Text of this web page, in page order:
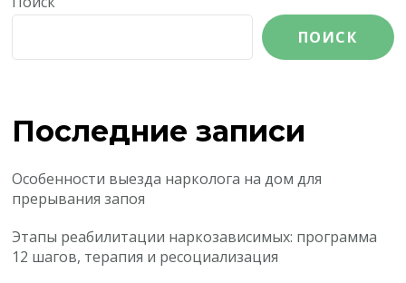
ПОИСК
Последние записи
Особенности выезда нарколога на дом для
прерывания запоя
Этапы реабилитации наркозависимых: программа
12 шагов, терапия и ресоциализация